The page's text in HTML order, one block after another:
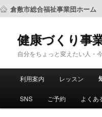
倉敷市総合福祉事業団ホーム
健康づくり事
自分をちょっと変えたい人・
メ
メ
イ
サ
ブ
利用案内 レッスン
SNS ご予約 よくあ